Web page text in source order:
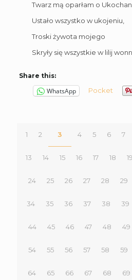
Twarz mą oparłam o
Ustało wszystko w ukojeniu,
Troski żywota mojego
Skryły się wszystkie w lilij
Share this:
WhatsApp Pocket
1 2 3 4 5 6 7
13 14 15 16 17 18 19
24 25 26 27 28 29
34 35 36 37 38 39
44 45 46 47 48 49
54 55 56 57 58 59
64 65 66 67 68 69